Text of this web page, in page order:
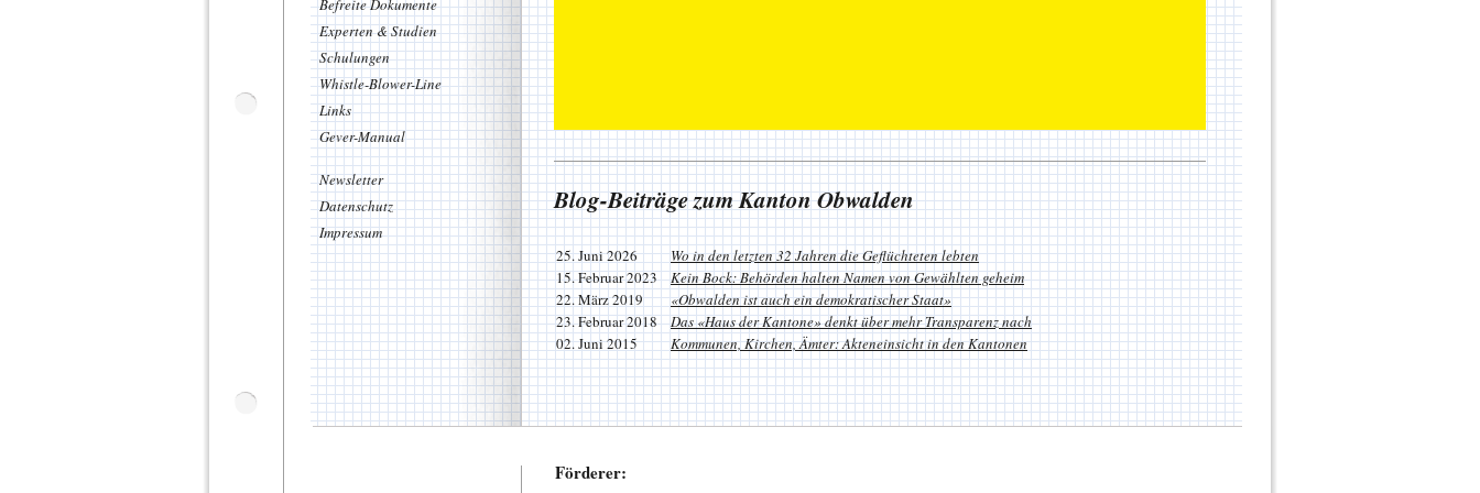
Befreite Dokumente
Experten & Studien
Schulungen
Whistle-Blower-Line
Links
Gever-Manual
Newsletter
Datenschutz
Impressum
Blog-Beiträge zum Kanton Obwalden
25. Juni 2026
Wo in den letzten 32 Jahren die Geflüchteten lebten
15. Februar 2023
Kein Bock: Behörden halten Namen von Gewählten geheim
22. März 2019
«Obwalden ist auch ein demokratischer Staat»
23. Februar 2018
Das «Haus der Kantone» denkt über mehr Transparenz nach
02. Juni 2015
Kommunen, Kirchen, Ämter: Akteneinsicht in den Kantonen
Förderer: